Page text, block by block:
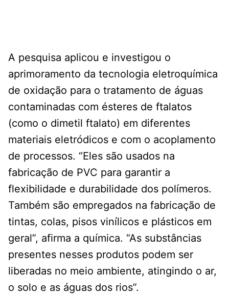
A pesquisa aplicou e investigou o
aprimoramento da tecnologia eletroquímica
de oxidação para o tratamento de águas
contaminadas com ésteres de ftalatos
(como o dimetil ftalato) em diferentes
materiais eletródicos e com o acoplamento
de processos. “Eles são usados na
fabricação de PVC para garantir a
flexibilidade e durabilidade dos polímeros.
Também são empregados na fabricação de
tintas, colas, pisos vinílicos e plásticos em
geral”, afirma a química. “As substâncias
presentes nesses produtos podem ser
liberadas no meio ambiente, atingindo o ar,
o solo e as águas dos rios”.